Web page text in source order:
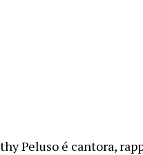
Peluso é cantora,